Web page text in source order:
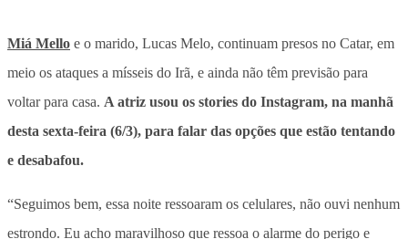
Miá Mello e o marido, Lucas Melo, continuam presos no Catar, em
meio os ataques a mísseis do Irã, e ainda não têm previsão para
voltar para casa. A atriz usou os stories do Instagram, na manhã
desta sexta-feira (6/3), para falar das opções que estão tentando
e desabafou.
“Seguimos bem, essa noite ressoaram os celulares, não ouvi nenhum
estrondo. Eu acho maravilhoso que ressoa o alarme do perigo e